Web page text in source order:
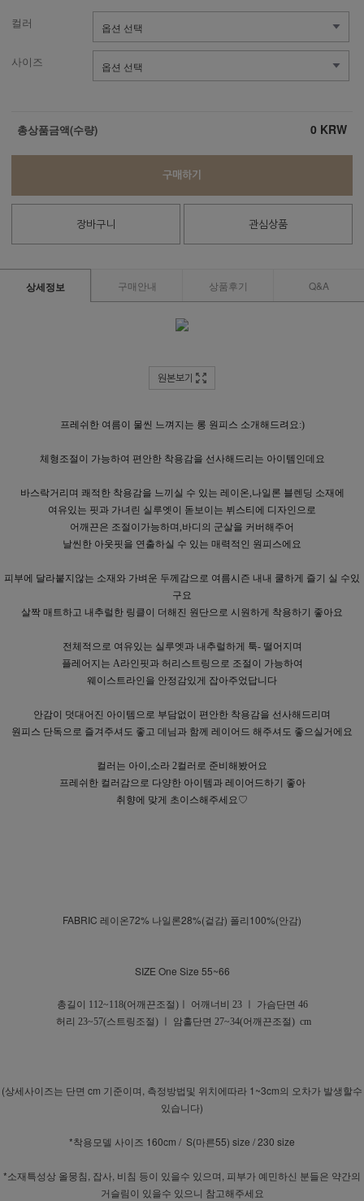
컬러
사이즈
총상품금액(수량) 0 KRW
구매하기
장바구니 관심상품
상세정보 구매안내 상품후기 Q&A
원본보기
프레쉬한 여름이 물씬 느껴지는 롱 원피스 소개해드려요:)
체형조절이 가능하여 편안한 착용감을 선사해드리는 아이템인데요
바스락거리며 쾌적한 착용감을 느끼실 수 있는 레이온,나일론 블렌딩 소재에
여유있는 핏과 가녀린 실루엣이 돋보이는 뷔스티에 디자인으로
어깨끈은 조절이가능하며,바디의 군살을 커버해주어
날씬한 아웃핏을 연출하실 수 있는 매력적인 원피스에요
피부에 달라붙지않는 소재와 가벼운 두께감으로 여름시즌 내내 쿨하게 즐기 실 수있
구요
살짝 매트하고 내추럴한 링클이 더해진 원단으로 시원하게 착용하기 좋아요
전체적으로 여유있는 실루엣과 내추럴하게 툭- 떨어지며
플레어지는 A라인핏과 허리스트링으로 조절이 가능하여
웨이스트라인을 안정감있게 잡아주었답니다
안감이 덧대어진 아이템으로 부담없이 편안한 착용감을 선사해드리며
원피스 단독으로 즐겨주셔도 좋고 데님과 함께 레이어드 해주셔도 좋으실거에요
컬러는 아이,소라 2컬러로 준비해봤어요
프레쉬한 컬러감으로 다양한 아이템과 레이어드하기 좋아
취향에 맞게 초이스해주세요♡
FABRIC 레이온72% 나일론28%(겉감) 폴리100%(안감)
SIZE One Size 55~66
총길이 112~118(어깨끈조절)ㅣ 어깨너비 23 ㅣ 가슴단면 46
허리 23~57(스트링조절) ㅣ
암홀단면 27~34(어깨끈조절)cm
(상세사이즈는 단면 cm 기준이며, 측정방법및 위치에따라 1~3cm의 오차가 발생할수
있습니다)
*착용모델 사이즈 160cm / S(마른55) size / 230 size
*소재특성상 올뭉침, 잡사, 비침 등이 있을수 있으며, 피부가 예민하신 분들은 약간의
거슬림이 있을수 있으니 참고해주세요